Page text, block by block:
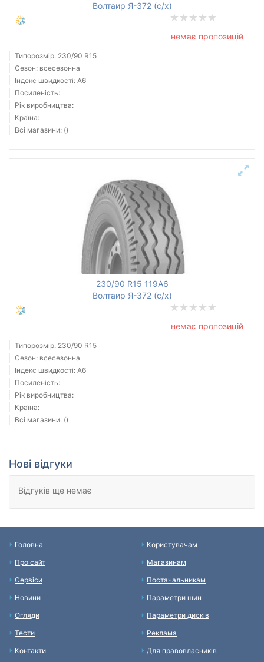
Волтаир Я-372 (с/х)
немає пропозицій
Типорозмір: 230/90 R15
Сезон: всесезонна
Індекс швидкості: A6
Посиленість:
Рік виробництва:
Країна:
Всі магазини: ()
230/90 R15 119A6
Волтаир Я-372 (с/х)
немає пропозицій
Типорозмір: 230/90 R15
Сезон: всесезонна
Індекс швидкості: A6
Посиленість:
Рік виробництва:
Країна:
Всі магазини: ()
Нові відгуки
Відгуків ще немає
Головна
Про сайт
Сервіси
Новини
Огляди
Тести
Контакти
Користувачам
Магазинам
Постачальникам
Параметри шин
Параметри дисків
Реклама
Для правовласників